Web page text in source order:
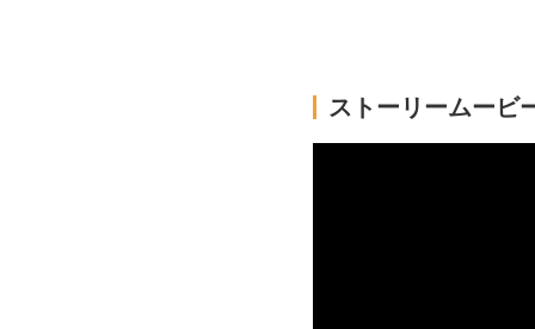
ストーリームービ